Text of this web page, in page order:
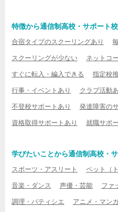
特徴から通信制高校・サポート
合宿タイプのスクーリングあり
スクーリングが少ない ネットコ
すぐに転入・編入できる 指定校
行事・イベントあり クラブ活動
不登校サポートあり 発達障害の
資格取得サポートあり 就職サポ
学びたいことから通信制高校・
スポーツ・アスリート ペット（
音楽・ダンス 声優・芸能 ファ
調理・パティシエ アニメ・マン